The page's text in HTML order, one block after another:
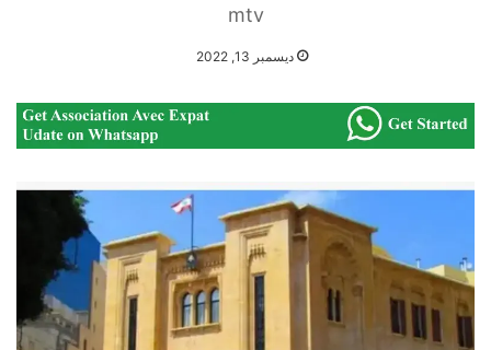
mtv
ديسمبر 13, 2022